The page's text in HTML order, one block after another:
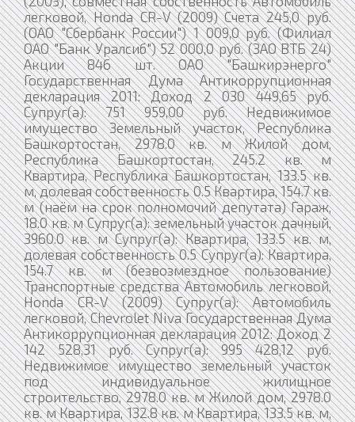
легковой, Honda CR-V (2009) Счета 245,0 руб.
(ОАО "Сбербанк России") 1 009,0 руб. (Филиал
ОАО "Банк Уралсиб") 52 000,0 руб. (ЗАО ВТБ 24)
Акции 846 шт. ОАО "Башкирэнерго"
Государственная Дума Антикоррупционная
декларация 2011: Доход 2 030 449,65 руб.
Супруг(а): 751 959,00 руб. Недвижимое
имущество Земельный участок, Республика
Башкортостан, 2978.0 кв. м Жилой дом,
Республика Башкортостан, 245.2 кв. м
Квартира, Республика Башкортостан, 133.5 кв.
м, долевая собственность 0.5 Квартира, 154.7 кв.
м (наём на срок полномочий депутата) Гараж,
18.0 кв. м Супруг(а): земельный участок дачный,
3960.0 кв. м Супруг(а): Квартира, 133.5 кв. м,
долевая собственность 0.5 Супруг(а): Квартира,
154.7 кв. м (безвозмездное пользование)
Транспортные средства Автомобиль легковой,
Honda CR-V (2009) Супруг(а): Автомобиль
легковой, Chevrolet Niva Государственная Дума
Антикоррупционная декларация 2012: Доход 2
142 528,31 руб. Супруг(а): 995 428,12 руб.
Недвижимое имущество земельный участок
под индивидуальное жилищное
строительство, 2978.0 кв. м Жилой дом, 2978.0
кв. м Квартира, 132.8 кв. м Квартира, 133.5 кв. м,